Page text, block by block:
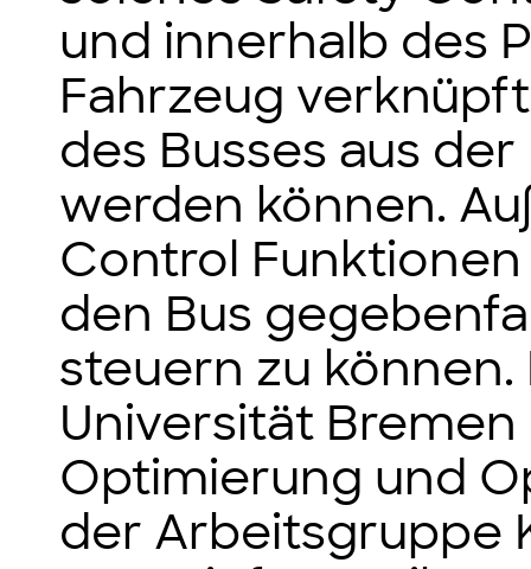
und innerhalb des
Fahrzeug
des Busses aus
werden können.
Control
den Bus
steuern zu
Universität
Optimierung und
der Arbeitsgruppe